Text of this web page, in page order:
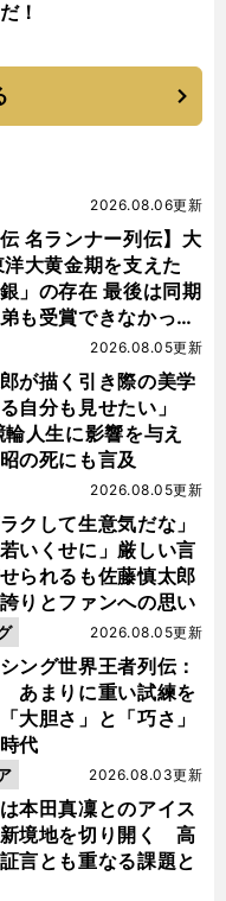
！
伝 名ランナー列伝】大
大黄金期を支えた
銀」の存在 最後は同期
も受賞できなかった
く
2026.08.06更新
が描く引き際の美学
る自分も見せたい」
人生に影響を与え
の死にも言及
2026.08.05更新
クして生意気だな」
若いくせに」厳しい言
られるも佐藤慎太郎
りとファンへの思い
2026.08.05更新
ング世界王者列伝：
あまりに重い試練を
大胆さ」と「巧さ」
代
2026.08.05更新
本田真凜とのアイス
境地を切り開く 高
言とも重なる課題と
2026.08.03更新